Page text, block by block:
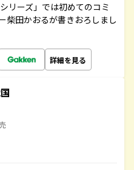
リーズ」では初めてのコミ
柴田かおるが書きおろしまし
詳細を見る